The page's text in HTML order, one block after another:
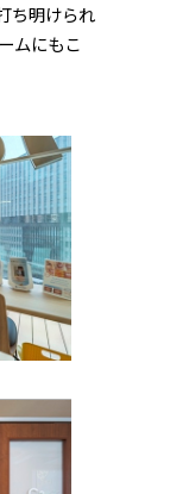
ち明けられ
ムにもこ